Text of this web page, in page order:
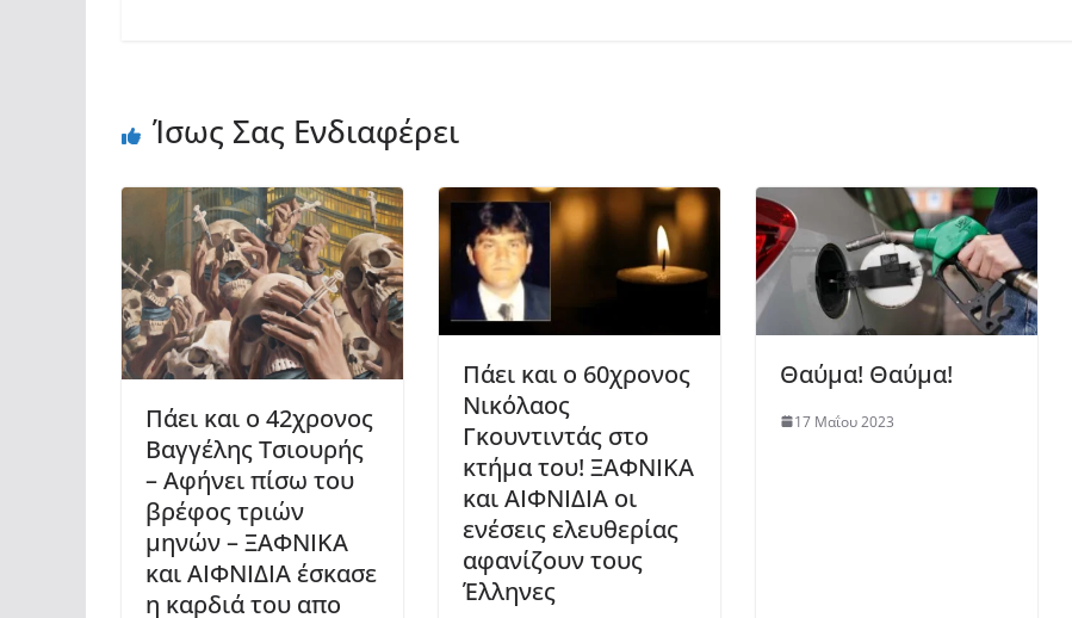
Ίσως Σας Ενδιαφέρει
Πάει και ο 42χρονος
Βαγγέλης Τσιουρής
– Αφήνει πίσω του
βρέφος τριών
μηνών – ΞΑΦΝΙΚΑ
και ΑΙΦΝΙΔΙΑ έσκασε
η καρδιά του απο
Πάει και ο 60χρονος
Νικόλαος
Γκουντιντάς στο
κτήμα του! ΞΑΦΝΙΚΑ
και ΑΙΦΝΙΔΙΑ οι
ενέσεις ελευθερίας
αφανίζουν τους
Έλληνες
Θαύμα! Θαύμα!
17 Μαΐου 2023